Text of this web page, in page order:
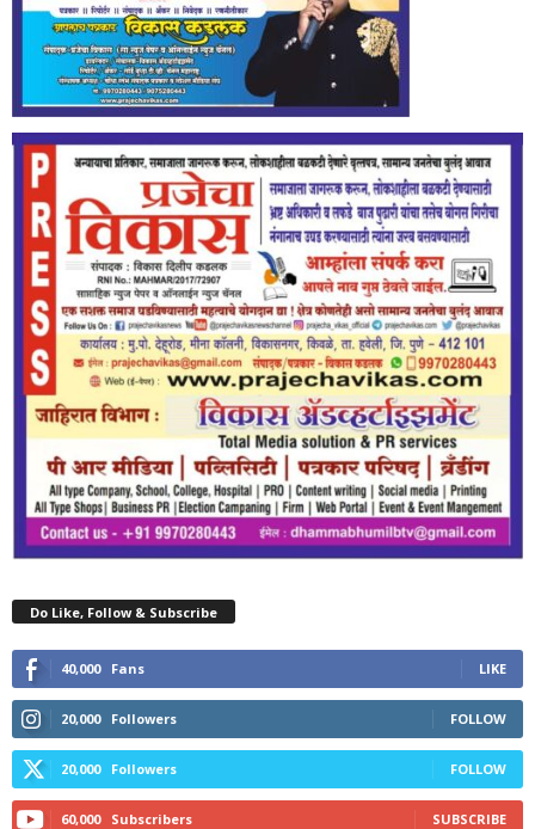
Do Like, Follow & Subscribe
40,000 Fans LIKE
20,000 Followers FOLLOW
20,000 Followers FOLLOW
60,000 Subscribers SUBSCRIBE